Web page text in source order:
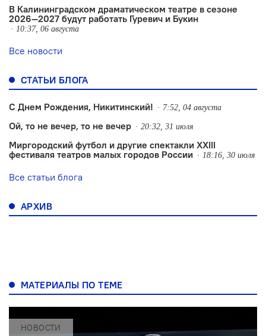
В Калининградском драматическом театре в сезоне
2026—2027 будут работать Гуревич и Букин
10:37, 06 августа
Все новости
СТАТЬИ БЛОГА
С Днем Рождения, Никитинский! 7:52, 04 августа
Ой, то не вечер, то не вечер 20:32, 31 июля
Миргородский футбол и другие спектакли XXIII
фестиваля театров малых городов России
18:16, 30 июля
Все статьи блога
АРХИВ
МАТЕРИАЛЫ ПО ТЕМЕ
НОВОСТИ